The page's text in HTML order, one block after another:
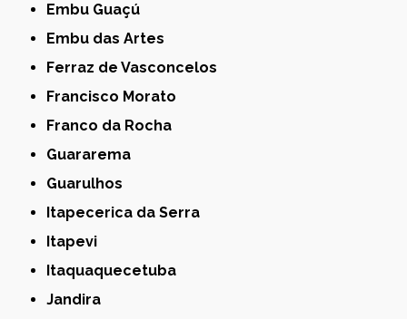
Embu Guaçú
Embu das Artes
Ferraz de Vasconcelos
Francisco Morato
Franco da Rocha
Guararema
Guarulhos
Itapecerica da Serra
Itapevi
Itaquaquecetuba
Jandira